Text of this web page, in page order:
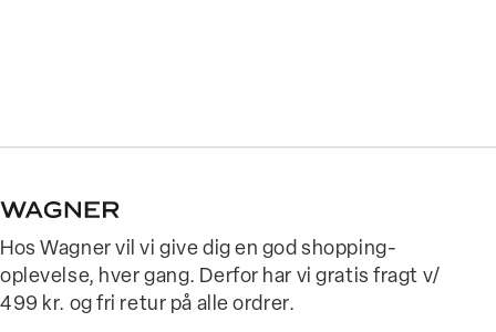
Hos Wagner vil vi give dig en god shopping-
oplevelse, hver gang. Derfor har vi gratis fragt v/
499 kr. og fri retur på alle ordrer.